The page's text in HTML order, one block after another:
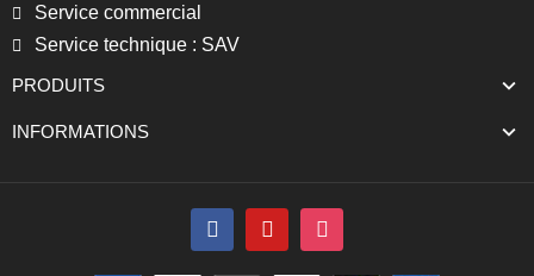
Service commercial
Service technique : SAV
PRODUITS
INFORMATIONS